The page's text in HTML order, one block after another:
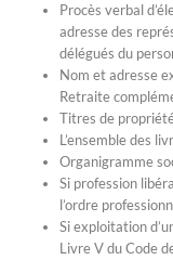
Procès verbal
adresse des
délégués du
Nom et adresse
Retraite
Titres de
L’ensemble des
Organigramme
Si profession
l’ordre
Si exploitation
Livre V du Code